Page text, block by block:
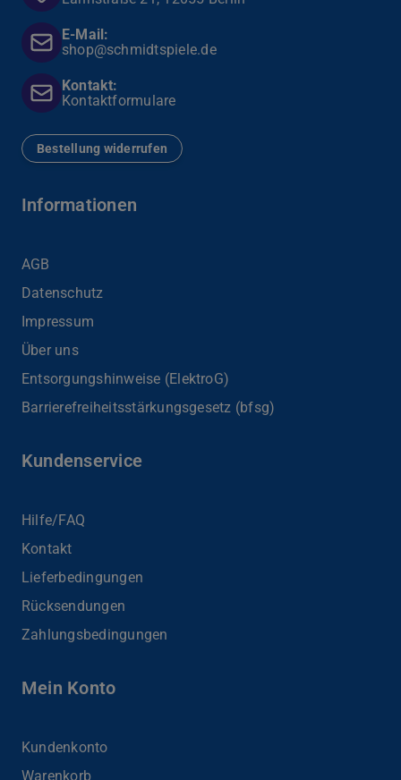
E-Mail:
shop@schmidtspiele.de
Kontakt:
Kontaktformulare
Bestellung widerrufen
Informationen
AGB
Datenschutz
Impressum
Über uns
Entsorgungshinweise (ElektroG)
Barrierefreiheits­stärkungsgesetz (bfsg)
Kundenservice
Hilfe/FAQ
Kontakt
Lieferbedingungen
Rücksendungen
Zahlungsbedingungen
Mein Konto
Kundenkonto
Warenkorb